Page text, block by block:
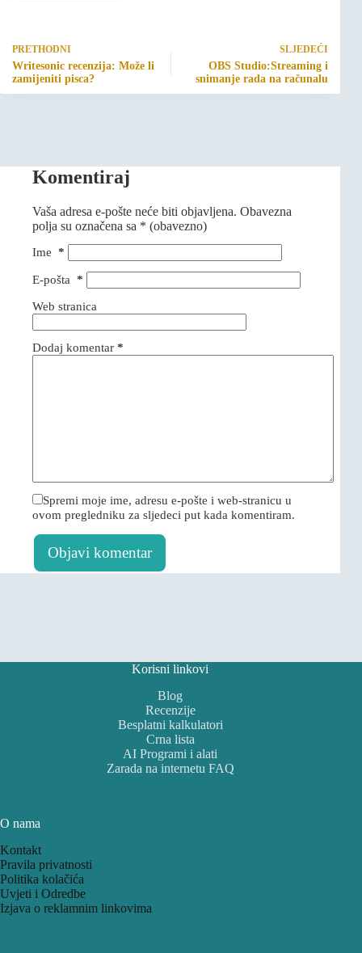
PRETHODNI
Writesonic recenzija: Može li
zamijeniti pisca?
SLJEDEĆI
OBS Studio:Streaming i
snimanje rada na računalu
Komentiraj
Vaša adresa e-pošte neće biti objavljena. Obavezna
polja su označena sa * (obavezno)
Ime *
E-pošta *
Web stranica
Dodaj komentar *
Spremi moje ime, adresu e-pošte i web-stranicu u
ovom pregledniku za sljedeci put kada komentiram.
Objavi komentar
Korisni linkovi
Blog
Recenzije
Besplatni kalkulatori
Crna lista
AI Programi i alati
Zarada na internetu FAQ
O nama
Kontakt
Pravila privatnosti
Politika kolačića
Uvjeti i Odredbe
Izjava o reklamnim linkovima